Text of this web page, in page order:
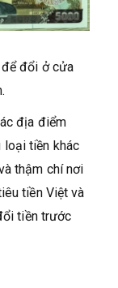
để đổi ở cửa
địa điểm
loại tiền khác
thậm chí nơi
tiền Việt và
tiền trước